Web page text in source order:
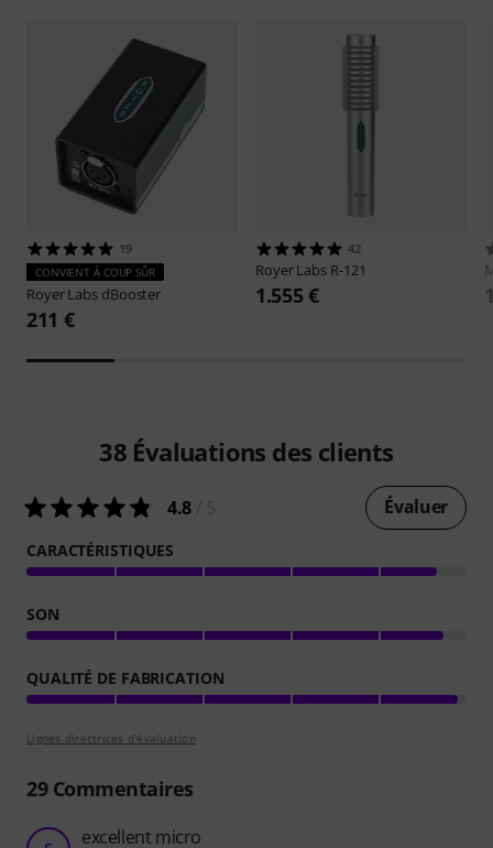
19
CONVIENT À COUP SÛR
Royer Labs dBooster
211 €
42
Royer Labs R-121
1.555 €
38 Évaluations des clients
4.8 Évaluer
CARACTÉRISTIQUES
SON
QUALITÉ DE FABRICATION
Lignes directrices d'évaluation
29Commentaires
excellent micro